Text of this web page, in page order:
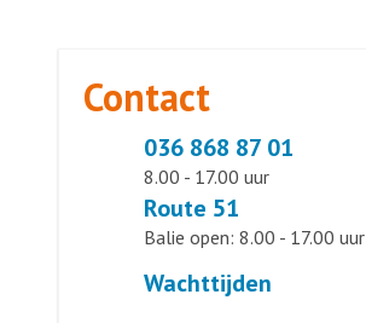
Contact
036 868 87 01
8.00 - 17.00 uur
Route 51
Balie open: 8.00 - 17.00 uur
Wachttijden